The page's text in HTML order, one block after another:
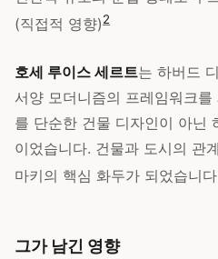
(직접적 영향)2
호세 루이스 세르트는 하버드
서양 모더니즘의 프레임워크
를 단순한 건물 디자인이 아닌
이었습니다. 건물과 도시의 관
마키의 핵심 화두가 되었습니
그가 남긴 영향